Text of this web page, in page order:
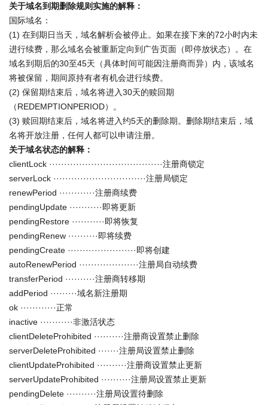
关于域名到期删除规则实施的解释：
国际域名：
(1) 在到期日当天，域名解析会被停止。如果在接下来的72小时内未
进行续费，那么域名会被重新定向到广告页面（即停放状态）。在
域名到期后的30至45天（具体时间可能因注册商而异）内，该域名
将被保留，期间原持有者有机会进行续费。
(2) 保留期结束后，域名将进入30天的赎回期
（REDEMPTIONPERIOD）。
(3) 赎回期结束后，域名将进入约5天的删除期。删除期结束后，域
名将开放注册，任何人都可以申请注册。
关于域名状态的解释：
clientLock ······································注册商锁定
serverLock ·······························注册局锁定
renewPeriod ············注册商续费
pendingUpdate ···········即将更新
pendingRestore ···········即将恢复
pendingRenew ··········即将续费
pendingCreate ·······················即将创建
autoRenewPeriod ····················注册局自动续费
transferPeriod ··········注册商转移期
addPeriod ·········域名新注册期
ok ············正常
inactive ···········非激活状态
clientDeleteProhibited ··········注册商设置禁止删除
serverDeleteProhibited ·······注册局设置禁止删除
clientUpdateProhibited ··········注册商设置禁止更新
serverUpdateProhibited ··········注册局设置禁止更新
pendingDelete ··········注册局设置待删除